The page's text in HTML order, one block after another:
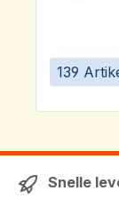
139
Snelle